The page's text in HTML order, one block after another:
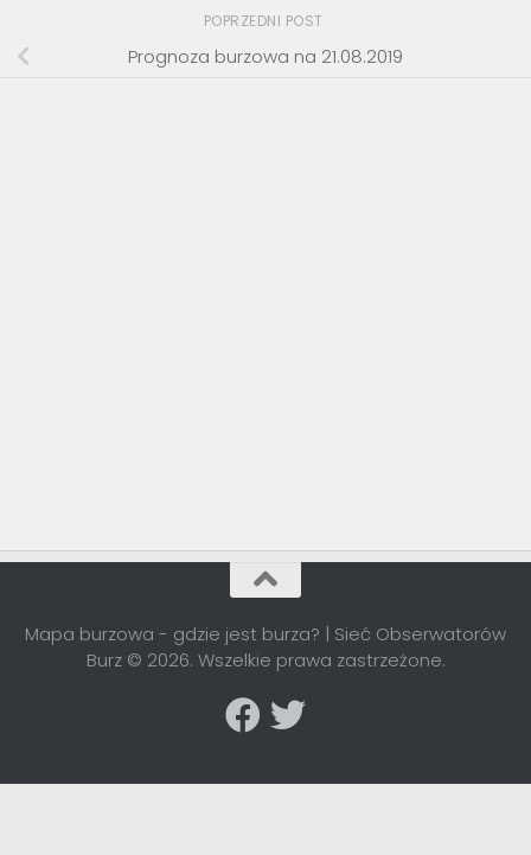
POPRZEDNI POST
Prognoza burzowa na 21.08.2019
Mapa burzowa - gdzie jest burza? | Sieć Obserwatorów
Burz © 2026. Wszelkie prawa zastrzeżone.